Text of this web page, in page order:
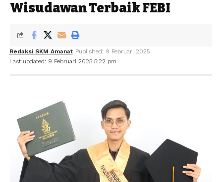
Wisudawan Terbaik FEBI
Last updated: 9 Februari 2025 5:22 pm
Redaksi SKM Amanat Published: 9 Februari 2025